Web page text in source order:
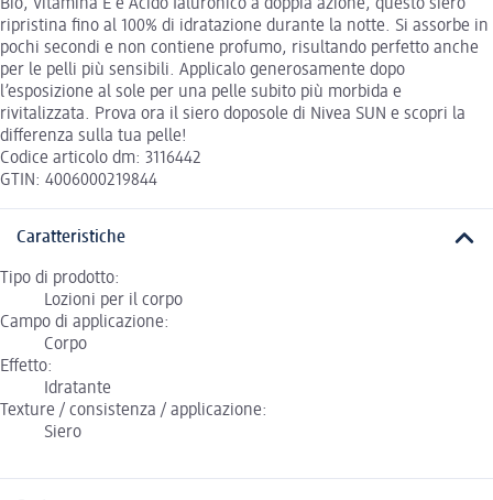
Bio, Vitamina E e Acido Ialuronico a doppia azione, questo siero
ripristina fino al 100% di idratazione durante la notte. Si assorbe in
pochi secondi e non contiene profumo, risultando perfetto anche
per le pelli più sensibili. Applicalo generosamente dopo
l’esposizione al sole per una pelle subito più morbida e
rivitalizzata. Prova ora il siero doposole di Nivea SUN e scopri la
differenza sulla tua pelle!
Codice articolo dm: 3116442
GTIN: 4006000219844
Caratteristiche
Tipo di prodotto:
Lozioni per il corpo
Campo di applicazione:
Corpo
Effetto:
Idratante
Texture / consistenza / applicazione:
Siero